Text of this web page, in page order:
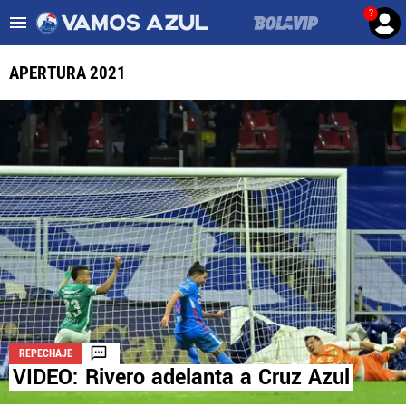
?
ULTIMAS NOTICIAS
LEAGUES CUP
LIGA MX
FEMENIL
FUERZAS BÁSICAS
MERCADO DE FICHAJES
OPINIÓN
APERTURA 2021
REPECHAJE
VIDEO: Rivero adelanta a Cruz Azul